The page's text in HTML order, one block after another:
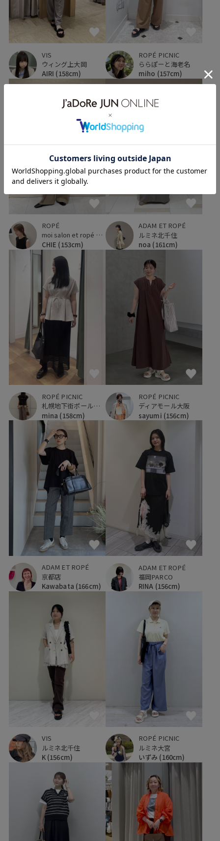
VIS
ウィング上大岡
AIRI (158cm)
ROPÉ PICNIC
ららぽーと海老名
miho (157cm)
ROPÉ
moi salon et ropé 大阪高島屋
CHIE (153cm)
ADAM ET ROPÉ
ルミネ北千住
noa (161cm)
ROPÉ PICNIC
札幌地下街ポールタウン
mina (158cm)
ROPÉ PICNIC
ディアモール大阪
sayumi (156cm)
ADAM ET ROPÉ
京都店
Kawabata (166cm)
ADAM ET ROPÉ
福岡PARCO
RINA (156cm)
VIS
ルミネ北千住
K (156cm)
ROPÉ PICNIC
ルミネ大宮
いずみ (160cm)